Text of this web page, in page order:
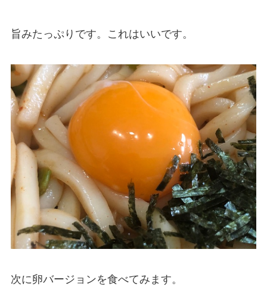
旨みたっぷりです。これはいいです。
次に卵バージョンを食べてみます。